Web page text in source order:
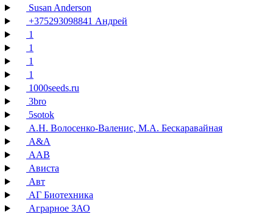
Susan Anderson
+375293098841 Андрей
1
1
1
1
1000seeds.ru
3bro
5sotok
А.Н. Волосенко-Валенис, М.А. Бескаравайная
А&А
ААВ
Ависта
Авт
АГ Биотехника
Аграрное ЗАО